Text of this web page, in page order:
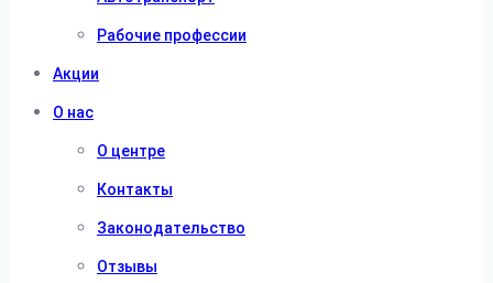
Рабочие профессии
Акции
О нас
О центре
Контакты
Законодательство
Отзывы